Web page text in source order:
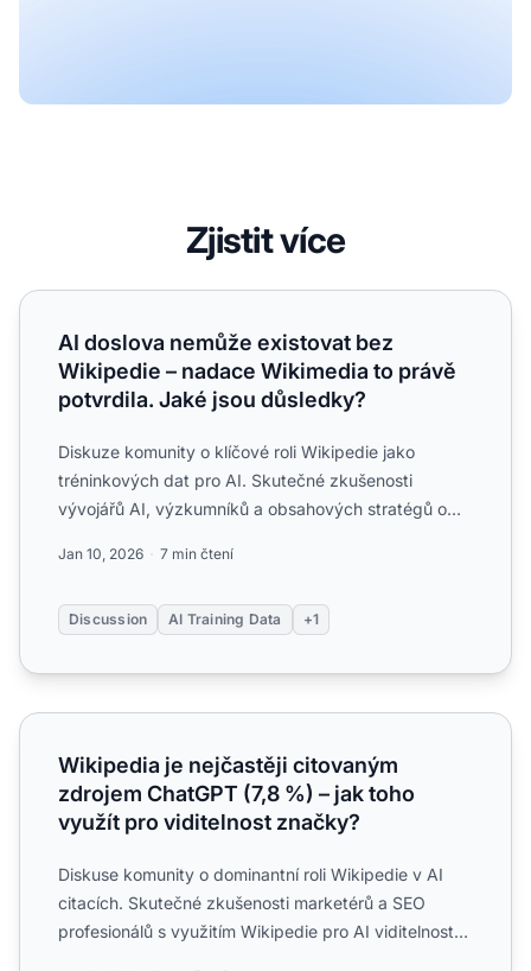
Zjistit více
AI doslova nemůže existovat bez Wikipedie – nadace
AI doslova nemůže existovat bez
Wikipedie – nadace Wikimedia to právě
potvrdila. Jaké jsou důsledky?
Diskuze komunity o klíčové roli Wikipedie jako
tréninkových dat pro AI. Skutečné zkušenosti
vývojářů AI, výzkumníků a obsahových stratégů o
Jan 10, 2026 7 min čtení
Discussion AI Training Data +1
Wikipedia je nejčastěji citovaným zdrojem ChatGPT (7,8
Wikipedia je nejčastěji citovaným
zdrojem ChatGPT (7,8 %) – jak toho
využít pro viditelnost značky?
Diskuse komunity o dominantní roli Wikipedie v AI
citacích. Skutečné zkušenosti marketérů a SEO
profesionálů s využitím Wikipedie pro AI viditelnost